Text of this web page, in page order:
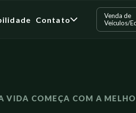
Contato
Venda de
Veículos/
VIDA COMEÇA COM A